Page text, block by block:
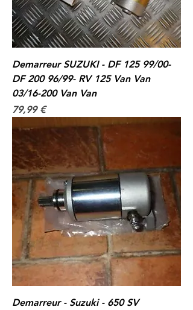
Demarreur SUZUKI - DF 125 99/00-
DF 200 96/99- RV 125 Van Van
03/16-200 Van Van
Prix
79,99 €
Demarreur - Suzuki - 650 SV